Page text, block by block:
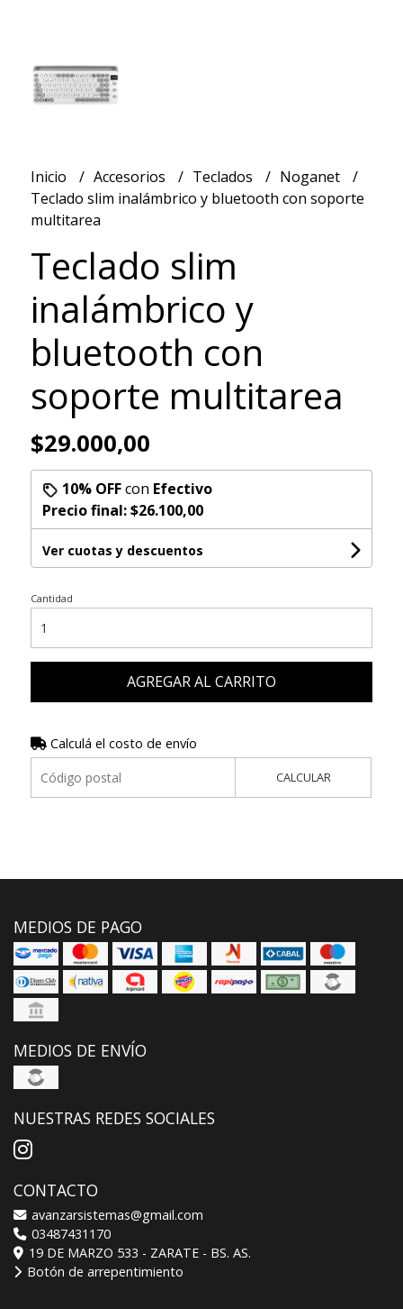
Inicio Accesorios Teclados
Noganet
Teclado slim inalámbrico y bluetooth con soporte
multitarea
Teclado slim
inalámbrico y
bluetooth con
soporte multitarea
$29.000,00
10% OFFcon Efectivo
Precio final:$26.100,00
Ver cuotas y descuentos
Cantidad
AGREGAR AL CARRITO
Calculá el costo de envío
CALCULAR
MEDIOS DE PAGO
MEDIOS DE ENVÍO
NUESTRAS REDES SOCIALES
CONTACTO
avanzarsistemas@gmail.com
03487431170
19 DE MARZO 533 - ZARATE - BS. AS.
Botón de arrepentimiento